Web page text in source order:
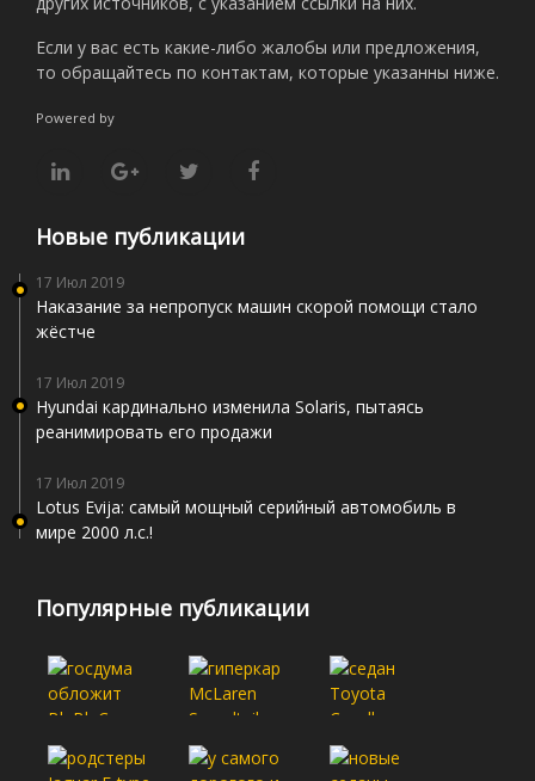
Если у вас есть какие-либо жалобы или предложения,
то обращайтесь по контактам, которые указанны ниже.
Powered by
Новые публикации
17 Июл 2019
Наказание за непропуск машин скорой помощи стало
жёстче
17 Июл 2019
Hyundai кардинально изменила Solaris, пытаясь
реанимировать его продажи
17 Июл 2019
Lotus Evija: самый мощный серийный автомобиль в
мире 2000 л.с.!
Популярные публикации